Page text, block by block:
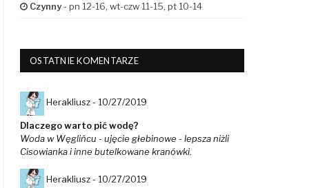
Czynny- pn 12-16, wt-czw 11-15, pt 10-14
OSTATNIE KOMENTARZE
Herakliusz - 10/27/2019
Dlaczego warto pić wodę?
Woda w Węglińcu - ujęcie głebinowe - lepsza niżli
Cisowianka i inne butelkowane kranówki.
Herakliusz - 10/27/2019